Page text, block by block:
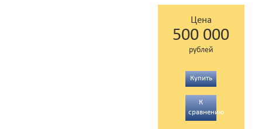
Цена
500 000
рублей
Купить
К
сравнению